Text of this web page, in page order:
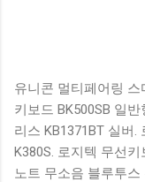
유니콘 멀티페어링
키보드 BK500SB 일
리스 KB1371BT 실버
K380S. 로지텍 무선
노트 무소음 블루투스